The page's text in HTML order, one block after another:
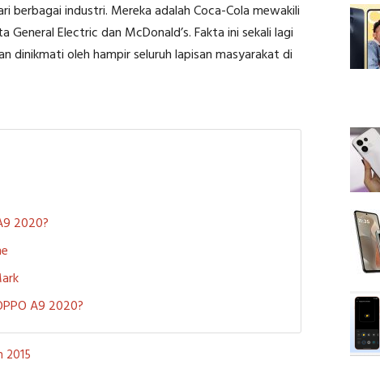
berbagai industri. Mereka adalah Coca-Cola mewakili
Electric dan McDonald’s. Fakta ini sekali lagi
dinikmati oleh hampir seluruh lapisan masyarakat di
2020?
A9 2020?
2015